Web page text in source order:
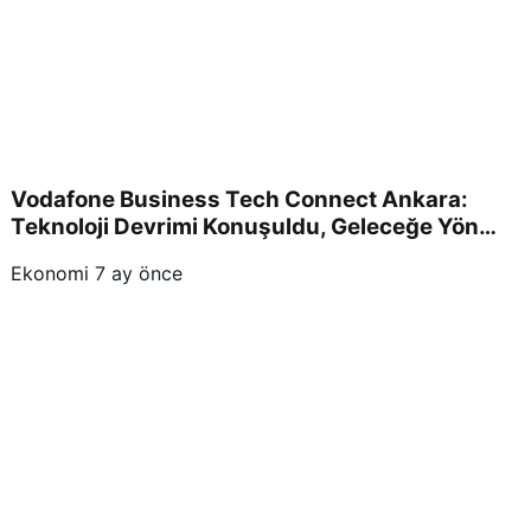
Vodafone Business Tech Connect Ankara:
Teknoloji Devrimi Konuşuldu, Geleceğe Yön
Ekonomi 7 ay önce